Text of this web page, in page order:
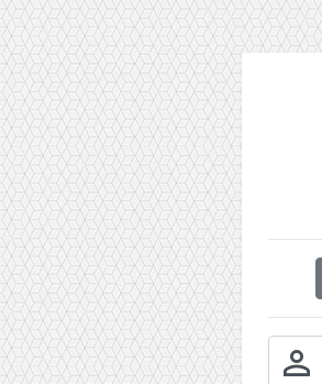
person_outline